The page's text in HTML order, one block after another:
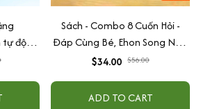
tự động
+ 3
Sách - Combo 8 Cuốn Hỏi -
Đáp Cùng Bé, Ehon Song Ngữ
Việt - Anh - Dành Cho Bé Từ 0
$34.00 $56.00
ADD TO CART